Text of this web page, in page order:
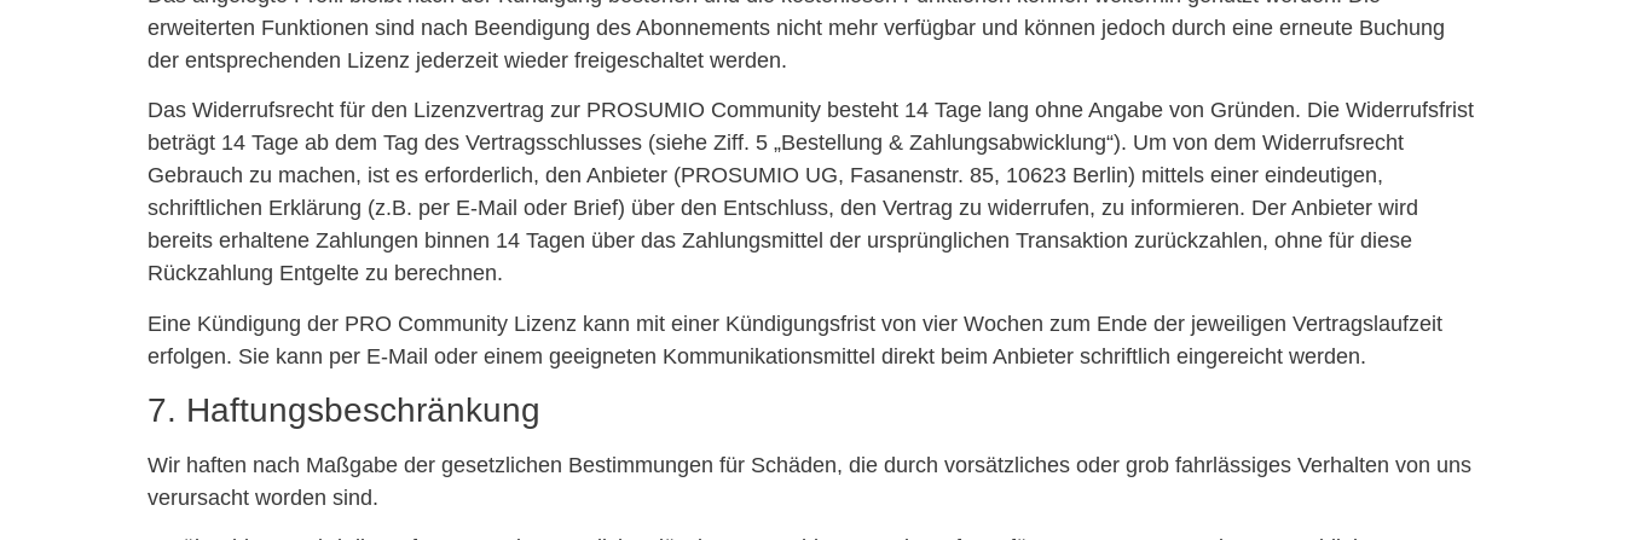
erweiterten Funktionen sind nach Beendigung des Abonnements nicht mehr verfügbar und können jedoch durch eine erneute Buchung
der entsprechenden Lizenz jederzeit wieder freigeschaltet werden.
Das Widerrufsrecht für den Lizenzvertrag zur PROSUMIO Community besteht 14 Tage lang ohne Angabe von Gründen. Die Widerrufsfrist
beträgt 14 Tage ab dem Tag des Vertragsschlusses (siehe Ziff. 5 „Bestellung & Zahlungsabwicklung“). Um von dem Widerrufsrecht
Gebrauch zu machen, ist es erforderlich, den Anbieter (PROSUMIO UG, Fasanenstr. 85, 10623 Berlin) mittels einer eindeutigen,
schriftlichen Erklärung (z.B. per E-Mail oder Brief) über den Entschluss, den Vertrag zu widerrufen, zu informieren. Der Anbieter wird
bereits erhaltene Zahlungen binnen 14 Tagen über das Zahlungsmittel der ursprünglichen Transaktion zurückzahlen, ohne für diese
Rückzahlung Entgelte zu berechnen.
Eine Kündigung der PRO Community Lizenz kann mit einer Kündigungsfrist von vier Wochen zum Ende der jeweiligen Vertragslaufzeit
erfolgen. Sie kann per E-Mail oder einem geeigneten Kommunikationsmittel direkt beim Anbieter schriftlich eingereicht werden.
7. Haftungsbeschränkung
Wir haften nach Maßgabe der gesetzlichen Bestimmungen für Schäden, die durch vorsätzliches oder grob fahrlässiges Verhalten von uns
verursacht worden sind.